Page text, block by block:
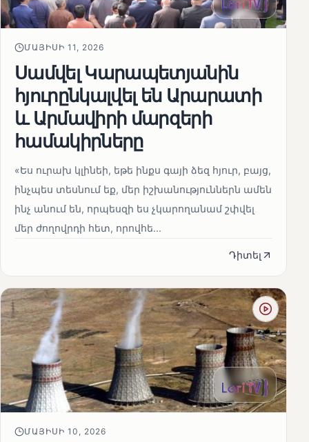
ՄԱՅԻՍԻ 11, 2026
Սամվել Կարապետյանին
հյուրընկալվել են Արարատի
և Արմավիրի մարզերի
համակիրները
«Ես ուրախ կլինեի, եթե ինքս գայի ձեզ հյուր, բայց,
ինչպես տեսնում եք, մեր իշխանություններն ամեն
ինչ անում են, որպեսզի ես չկարողանամ շփվել
մեր ժողովրդի հետ, որովհե...
Դիտել
ՄԱՅԻՍԻ 10, 2026